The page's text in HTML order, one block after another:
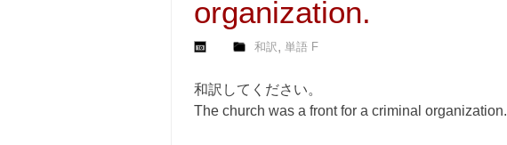
organization.
和訳, 単語 F
和訳してください。
The church was a front for a criminal organization.